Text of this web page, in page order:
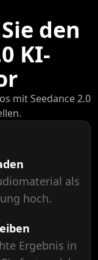
den
KI-
mit Seedance 2.0
als
hoch.
Ergebnis in